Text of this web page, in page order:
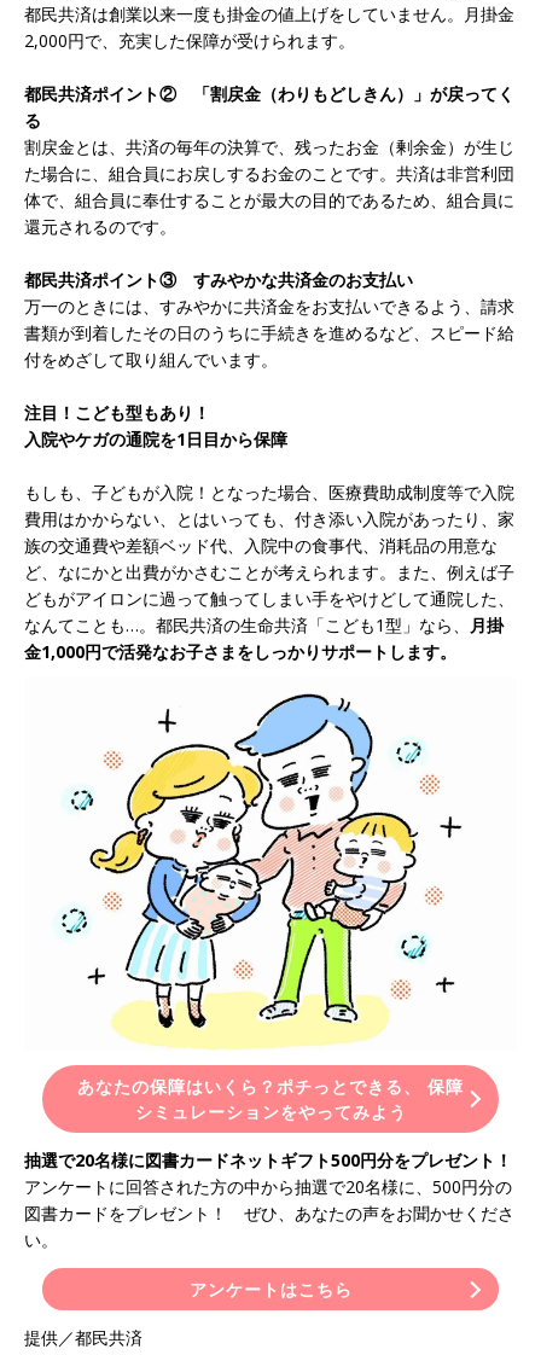
都民共済は創業以来一度も掛金の値上げをしていません。月掛金
2,000円で、充実した保障が受けられます。
都民共済ポイント② 「割戻金（わりもどしきん）」が戻ってく
る
割戻金とは、共済の毎年の決算で、残ったお金（剰余金）が生じ
た場合に、組合員にお戻しするお金のことです。共済は非営利団
体で、組合員に奉仕することが最大の目的であるため、組合員に
還元されるのです。
都民共済ポイント③ すみやかな共済金のお支払い
万一のときには、すみやかに共済金をお支払いできるよう、請求
書類が到着したその日のうちに手続きを進めるなど、スピード給
付をめざして取り組んでいます。
注目！こども型もあり！
入院やケガの通院を1日目から保障
もしも、子どもが入院！となった場合、医療費助成制度等で入院
費用はかからない、とはいっても、付き添い入院があったり、家
族の交通費や差額ベッド代、入院中の食事代、消耗品の用意な
ど、なにかと出費がかさむことが考えられます。また、例えば子
どもがアイロンに過って触ってしまい手をやけどして通院した、
なんてことも…。都民共済の生命共済「こども1型」なら、
月掛
金1,000円で活発なお子さまをしっかりサポートします。
あなたの保障はいくら？ポチっとできる、 保障
シミュレーションをやってみよう
抽選で20名様に図書カードネットギフト500円分をプレゼント！
アンケートに回答された方の中から抽選で20名様に、500円分の
図書カードをプレゼント！ ぜひ、あなたの声をお聞かせくださ
い。
アンケートはこちら
提供／都民共済